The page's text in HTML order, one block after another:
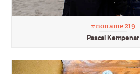
#noname 219
Pascal Kempenar